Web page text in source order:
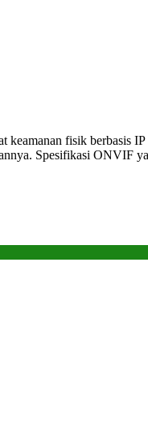
fisik berbasis IP
Spesifikasi ONVIF